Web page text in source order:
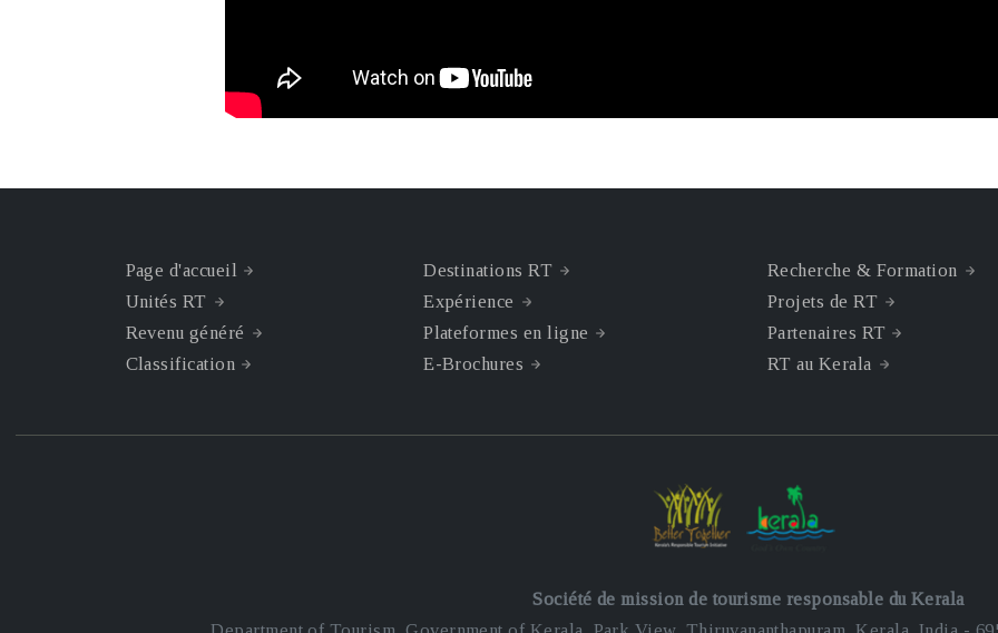
Page d'accueil
Unités RT
Revenu généré
Classification
Destinations RT
Expérience
Plateformes en ligne
E-Brochures
Recherche & Formation
Projets de RT
Partenaires RT
RT au Kerala
Société de mission de tourisme responsable du Kerala